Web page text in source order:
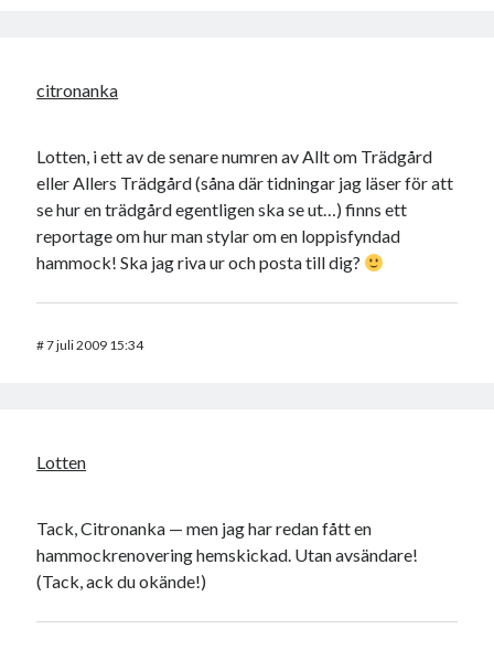
citronanka
Lotten, i ett av de senare numren av Allt om Trädgård
eller Allers Trädgård (såna där tidningar jag läser för att
se hur en trädgård egentligen ska se ut…) finns ett
reportage om hur man stylar om en loppisfyndad
hammock! Ska jag riva ur och posta till dig?
#7 juli 2009 15:34
Lotten
Tack, Citronanka — men jag har redan fått en
hammockrenovering hemskickad. Utan avsändare!
(Tack, ack du okände!)